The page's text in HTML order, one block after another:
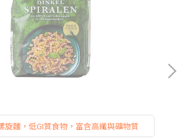
旋麵，低GI質食物，富含高纖與礦物質